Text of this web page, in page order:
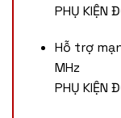
PHỤ KIỆN
Hỗ trợ
MHz
PHỤ KIỆN